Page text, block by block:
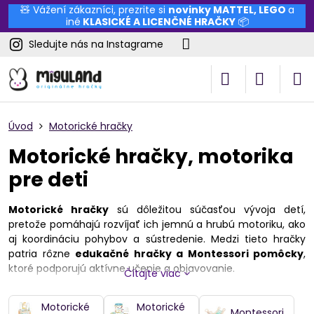
🧸 Vážení zákazníci, prezrite si novinky MATTEL, LEGO a
iné KLASICKÉ A LICENČNÉ HRAČKY📦
Sledujte nás na Instagrame
Úvod Motorické hračky
Motorické hračky, motorika
pre deti
Motorické hračky sú dôležitou súčasťou vývoja detí,
pretože pomáhajú rozvíjať ich jemnú a hrubú motoriku, ako
aj koordináciu pohybov a sústredenie. Medzi tieto hračky
patria rôzne edukačné hračky a Montessori pomôcky,
ktoré podporujú aktívne učenie a objavovanie.
Didaktické hračkysú základom v ranom detstve a
pomáhajú deťom rozvíjať zručnosti a schopnosti potrebné
Čítajte viac
Motorické
Motorické